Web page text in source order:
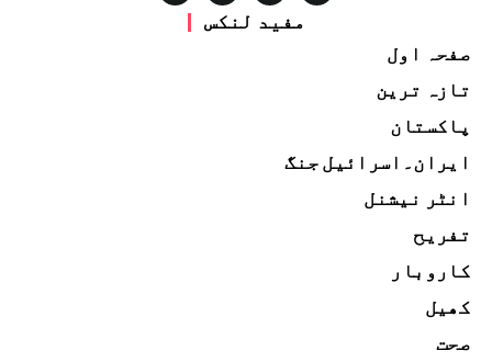
مفید لنکس
صفحہ اول
تازہ ترین
پاکستان
ایران۔اسرائیل جنگ
انٹر نیشنل
تفریح
کاروبار
کھیل
صحت